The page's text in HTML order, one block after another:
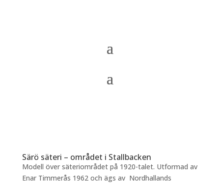
Särö säteri – området i Stallbacken
Modell över säteriområdet på 1920-talet. Utformad av
Enar Timmerås 1962 och ägs av Nordhallands